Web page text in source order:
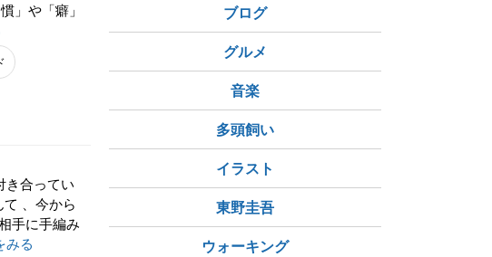
」や「癖」
き合ってい
、今から
手に手編み
みる
ブログ
グルメ
音楽
多頭飼い
イラスト
東野圭吾
ウォーキング